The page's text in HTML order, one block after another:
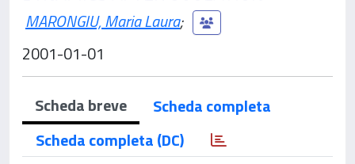
MARONGIU, Maria Laura;
2001-01-01
Scheda breve
Scheda completa
Scheda completa (DC)